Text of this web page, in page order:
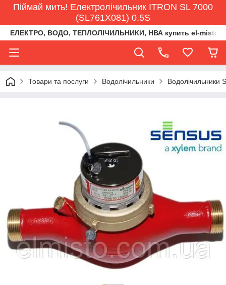
Піймай мить! Електролічильник ITRON SL 7000
(SL761X081) 0.5S
ЕЛЕКТРО, ВОДО, ТЕПЛОЛІЧИЛЬНИКИ, НВА купить el-
Товари та послуги Водолічильники Водолічильники